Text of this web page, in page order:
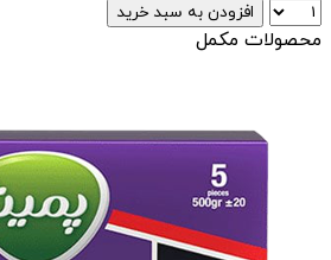
افزودن به سبد خرید
محصولات مکمل